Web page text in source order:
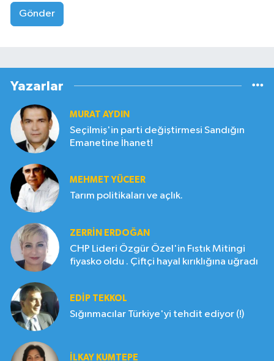
Gönder
Yazarlar
MURAT AYDIN
Seçilmiş'in parti değiştirmesi Sandığın
Emanetine İhanet!
MEHMET YÜCEER
Tarım politikaları ve açlık.
ZERRIN ERDOĞAN
CHP Lideri Özgür Özel'in Fıstık Mitingi
fiyasko oldu . Çiftçi hayal kırıklığına uğradı
EDIP TEKKOL
Sığınmacılar Türkiye'yi tehdit ediyor (!)
İLKAY KUMTEPE